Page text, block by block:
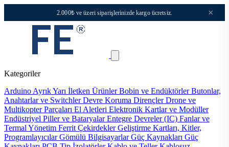
2.000₺ ve üzeri siparişlerinizde kargo ücretsiz. ×
Kategoriler
Arduino Ayrık Yarı İletken ÜrünlerBobin ve EndüktörlerButonlar,
Anahtarlar ve SwitchlerDevre Koruma DirençlerDrone ve
Multikopter Parçaları El Aletleri Elektronik Kartlar ve Modüller
Endüstriyel Piller ve BataryalarEntegre Devreler (IC) Fanlar ve
Termal Yönetim Ferrit ÇekirdeklerGeliştirme Kartları, Kitler,
ProgramlayıcılarGömülü BilgisayarlarGüç Kaynakları Güç